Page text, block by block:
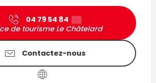
04 79 54 84 ▒▒
de tourisme Le Châtelard
Contactez-nous